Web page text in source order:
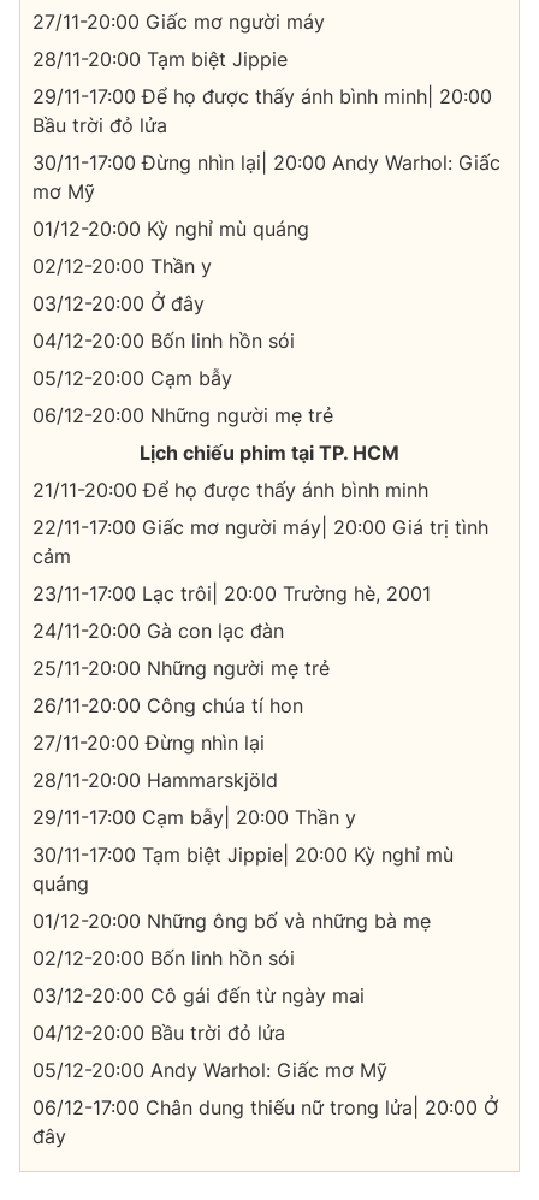
27/11-20:00 Giấc mơ người máy
28/11-20:00 Tạm biệt Jippie
29/11-17:00 Để họ được thấy ánh bình minh| 20:00
Bầu trời đỏ lửa
30/11-17:00 Đừng nhìn lại| 20:00 Andy Warhol: Giấc
mơ Mỹ
01/12-20:00 Kỳ nghỉ mù quáng
02/12-20:00 Thần y
03/12-20:00 Ở đây
04/12-20:00 Bốn linh hồn sói
05/12-20:00 Cạm bẫy
06/12-20:00 Những người mẹ trẻ
Lịch chiếu phim tại TP. HCM
21/11-20:00 Để họ được thấy ánh bình minh
22/11-17:00 Giấc mơ người máy| 20:00 Giá trị tình
cảm
23/11-17:00 Lạc trôi| 20:00 Trường hè, 2001
24/11-20:00 Gà con lạc đàn
25/11-20:00 Những người mẹ trẻ
26/11-20:00 Công chúa tí hon
27/11-20:00 Đừng nhìn lại
28/11-20:00 Hammarskjöld
29/11-17:00 Cạm bẫy| 20:00 Thần y
30/11-17:00 Tạm biệt Jippie| 20:00 Kỳ nghỉ mù
quáng
01/12-20:00 Những ông bố và những bà mẹ
02/12-20:00 Bốn linh hồn sói
03/12-20:00 Cô gái đến từ ngày mai
04/12-20:00 Bầu trời đỏ lửa
05/12-20:00 Andy Warhol: Giấc mơ Mỹ
06/12-17:00 Chân dung thiếu nữ trong lửa| 20:00 Ở
đây